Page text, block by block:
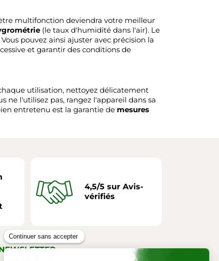
multifonction deviendra votre meilleur
(le taux d'humidité dans l'air). Le
pouvez ainsi ajuster avec précision la
et garantir des conditions de
utilisation, nettoyez délicatement
ne l'utilisez pas, rangez l'appareil dans sa
entretenu est la garantie de mesures
4,5/5 sur Avis-
vérifiés